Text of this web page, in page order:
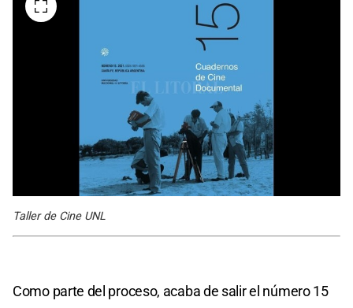
Taller de Cine UNL
Como parte del proceso, acaba de salir el número 15